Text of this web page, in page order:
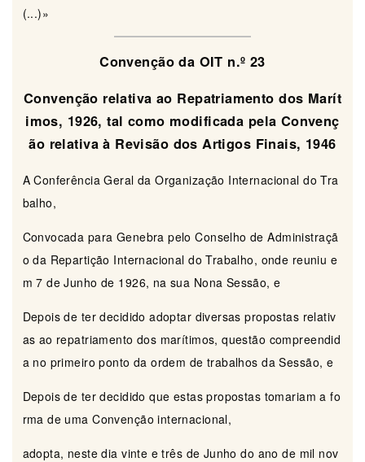
(...)»
Convenção da OIT n.º 23
Convenção relativa ao Repatriamento dos Marít
imos, 1926, tal como modificada pela Convenç
ão relativa à Revisão dos Artigos Finais, 1946
A Conferência Geral da Organização Internacional do Tra
balho,
Convocada para Genebra pelo Conselho de Administraçã
o da Repartição Internacional do Trabalho, onde reuniu e
m 7 de Junho de 1926, na sua Nona Sessão, e
Depois de ter decidido adoptar diversas propostas relativ
as ao repatriamento dos marítimos, questão compreendid
a no primeiro ponto da ordem de trabalhos da Sessão, e
Depois de ter decidido que estas propostas tomariam a fo
rma de uma Convenção internacional,
adopta, neste dia vinte e três de Junho do ano de mil nov